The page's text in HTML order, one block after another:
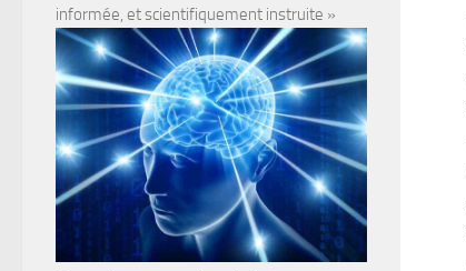
informée, et scientifiquement instruite »